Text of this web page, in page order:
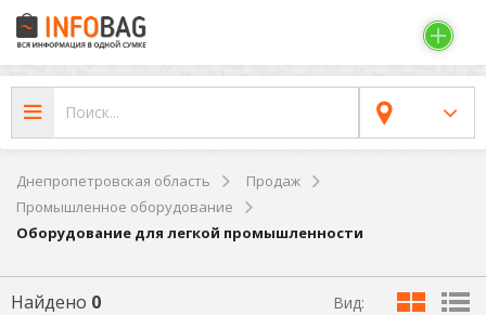
Днепропетровская область
Продаж
Промышленное оборудование
Оборудование для легкой промышленности
Найдено 0 Вид: